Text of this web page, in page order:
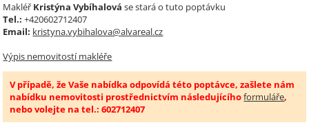
Makléř Kristýna Vybíhalová se stará o tuto poptávku
Tel.: +420602712407
Email: kristyna.vybihalova@alvareal.cz
Výpis nemovitostí makléře
V případě, že Vaše nabídka odpovídá této poptávce, zašlete nám
nabídku nemovitosti prostřednictvím následujícíhoformuláře,
nebo volejte na tel.: 602712407